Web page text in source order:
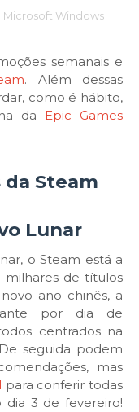
Microsoft Windows
semanais e
. Além dessas
como é hábito,
da Epic Games
da Steam
Lunar
o Steam está a
de títulos
ano chinês, a
por dia de
centrados na
seguida podem
mas
para conferir todas
dia 3 de fevereiro!